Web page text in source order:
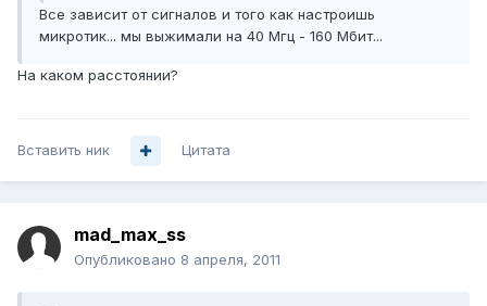
Все зависит от сигналов и того как настроишь
микротик... мы выжимали на 40 Мгц - 160 Мбит...
На каком расстоянии?
Вставить ник Цитата
mad_max_ss
Опубликовано 8 апреля, 2011